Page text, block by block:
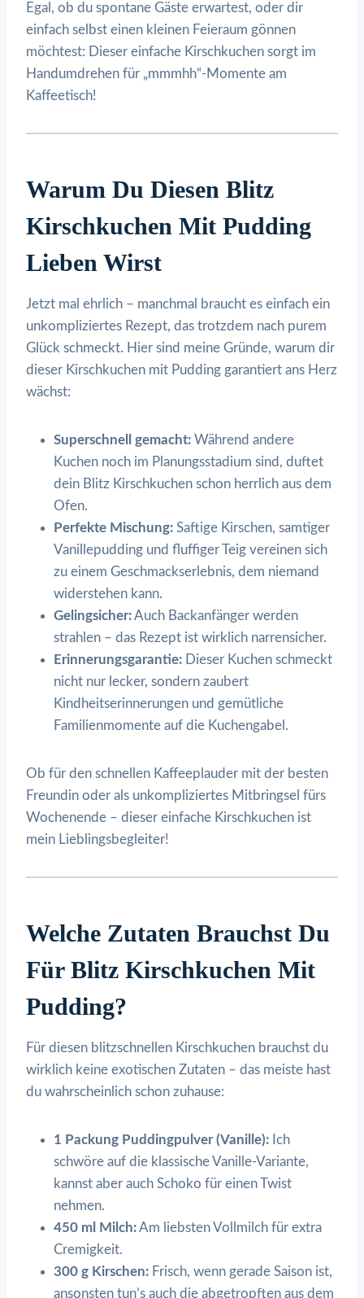
Egal, ob du spontane Gäste erwartest, oder dir
einfach selbst einen kleinen Feieraum gönnen
möchtest: Dieser einfache Kirschkuchen sorgt im
Handumdrehen für „mmmhh“-Momente am
Kaffeetisch!
Warum Du Diesen Blitz
Kirschkuchen Mit Pudding
Lieben Wirst
Jetzt mal ehrlich – manchmal braucht es einfach ein
unkompliziertes Rezept, das trotzdem nach purem
Glück schmeckt. Hier sind meine Gründe, warum dir
dieser Kirschkuchen mit Pudding garantiert ans Herz
wächst:
Superschnell gemacht: Während andere
Kuchen noch im Planungsstadium sind, duftet
dein Blitz Kirschkuchen schon herrlich aus dem
Ofen.
Perfekte Mischung: Saftige Kirschen, samtiger
Vanillepudding und fluffiger Teig vereinen sich
zu einem Geschmackserlebnis, dem niemand
widerstehen kann.
Gelingsicher:Auch Backanfänger werden
strahlen – das Rezept ist wirklich narrensicher.
Erinnerungsgarantie: Dieser Kuchen schmeckt
nicht nur lecker, sondern zaubert
Kindheitserinnerungen und gemütliche
Familienmomente auf die Kuchengabel.
Ob für den schnellen Kaffeeplauder mit der besten
Freundin oder als unkompliziertes Mitbringsel fürs
Wochenende – dieser einfache Kirschkuchen ist
mein Lieblingsbegleiter!
Welche Zutaten Brauchst Du
Für Blitz Kirschkuchen Mit
Pudding?
Für diesen blitzschnellen Kirschkuchen brauchst du
wirklich keine exotischen Zutaten – das meiste hast
du wahrscheinlich schon zuhause:
1 Packung Puddingpulver (Vanille): Ich
schwöre auf die klassische Vanille-Variante,
kannst aber auch Schoko für einen Twist
nehmen.
450 ml Milch:Am liebsten Vollmilch für extra
Cremigkeit.
300 g Kirschen: Frisch, wenn gerade Saison ist,
ansonsten tun’s auch die abgetropften aus dem